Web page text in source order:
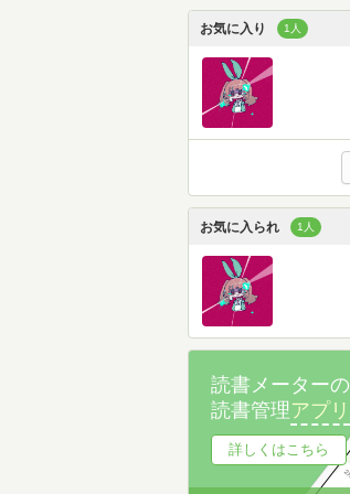
お気に入り 1人
お気に入られ 1人
読書メーターの
読書管理アプリ
詳しくはこちら